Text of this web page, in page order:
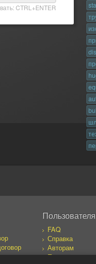
CTRL+ENTER
FAQ
Справка
Авторам
Покупателям